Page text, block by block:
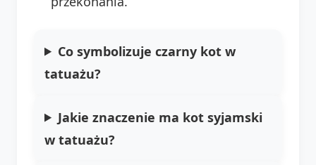
Co symbolizuje czarny kot w
tatuażu?
Jakie znaczenie ma kot syjamski
w tatuażu?